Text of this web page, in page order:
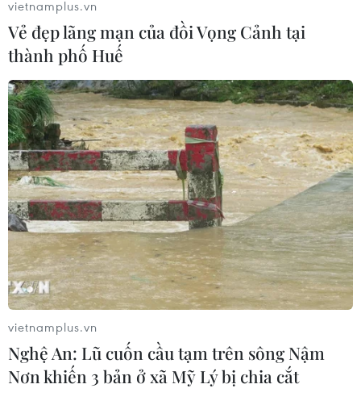
Vẫn còn nhiều thách thức để duy trì tốc
độ tăng trưởng kinh tế
05/05/2021 08:39
Bộ Kế hoạch và Đầu tư cho rằng mức độ rủi ro, bất định
của nền kinh tế còn cao; số lượng doanh nghiệp rút lui
khỏi thị trường tiếp tục gia tăng, thu hút vốn đầu tư nước
ngoài tăng trưởng chưa ổn định.
vietnamplus.vn
Vẻ đẹp lãng mạn của đồi Vọng Cảnh tại
thành phố Huế
vietnamplus.vn
Nghệ An: Lũ cuốn cầu tạm trên sông Nậm
Nơn khiến 3 bản ở xã Mỹ Lý bị chia cắt